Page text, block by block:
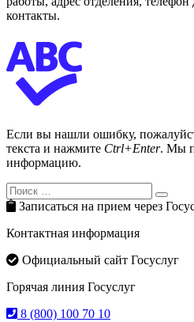
контакты.
Если вы нашли ошибку,
текста и нажмите Ctrl+Enter. Мы
информацию.
Search
for:
Search
Записаться на прием через
Контактная информация
Официальный сайт Госуслуг
Горячая линия Госуслуг
8 (800) 100 70 10